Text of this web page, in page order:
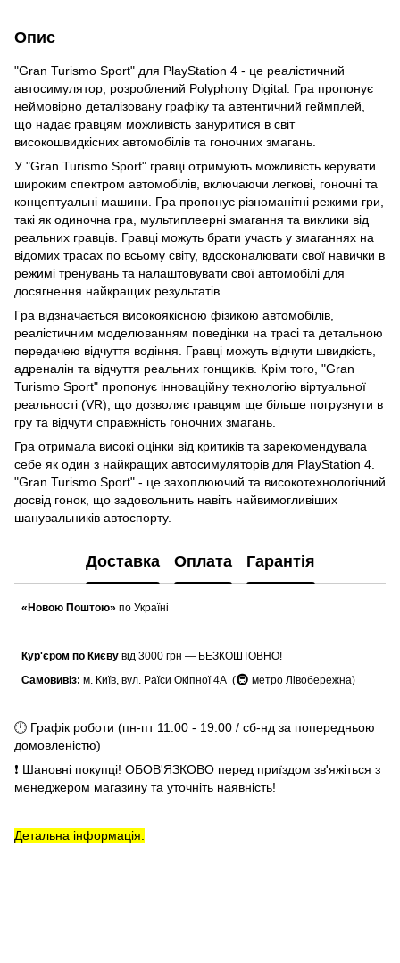
Опис
"Gran Turismo Sport" для PlayStation 4 - це реалістичний
автосимулятор, розроблений Polyphony Digital. Гра пропонує
неймовірно деталізовану графіку та автентичний геймплей,
що надає гравцям можливість зануритися в світ
високошвидкісних автомобілів та гоночних змагань.
У "Gran Turismo Sport" гравці отримують можливість керувати
широким спектром автомобілів, включаючи легкові, гоночні та
концептуальні машини. Гра пропонує різноманітні режими гри,
такі як одиночна гра, мультиплеерні змагання та виклики від
реальних гравців. Гравці можуть брати участь у змаганнях на
відомих трасах по всьому світу, вдосконалювати свої навички в
режимі тренувань та налаштовувати свої автомобілі для
досягнення найкращих результатів.
Гра відзначається високоякісною фізикою автомобілів,
реалістичним моделюванням поведінки на трасі та детальною
передачею відчуття водіння. Гравці можуть відчути швидкість,
адреналін та відчуття реальних гонщиків. Крім того, "Gran
Turismo Sport" пропонує інноваційну технологію віртуальної
реальності (VR), що дозволяє гравцям ще більше погрузнути в
гру та відчути справжність гоночних змагань.
Гра отримала високі оцінки від критиків та зарекомендувала
себе як один з найкращих автосимуляторів для PlayStation 4.
"Gran Turismo Sport" - це захоплюючий та високотехнологічний
досвід гонок, що задовольнить навіть найвимогливіших
шанувальників автоспорту.
Доставка Оплата Гарантія
«Новою Поштою» по Україні
Кур'єром по Києву від 3000 грн — БЕЗКОШТОВНО!
Самовивіз: м. Київ, вул. Раїси Окіпної 4А (🚇 метро Лівобережна)
🕛 Графік роботи (пн-пт 11.00 - 19:00 / сб-нд за попередньою
домовленістю)
❗ Шановні покупці! ОБОВ'ЯЗКОВО перед приїздом зв'яжіться з
менеджером магазину та уточніть наявність!
Детальна інформація: